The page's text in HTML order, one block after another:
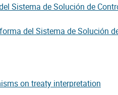
Sistema de Solución de
del Sistema de Solución
on treaty interpretation